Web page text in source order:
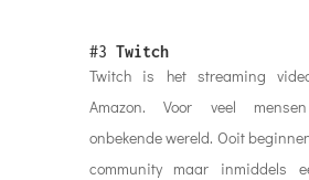
#3 Twitch
Twitch is het streaming
Amazon. Voor veel
onbekende wereld. Ooit
community maar inmiddels